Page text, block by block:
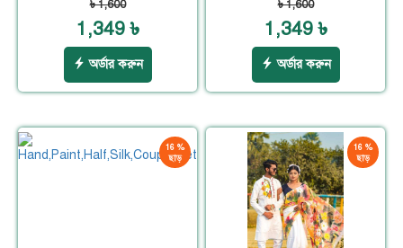
৳ 1,600
1,349 ৳
অর্ডার করুন
৳ 1,600
1,349 ৳
অর্ডার করুন
16 %
ছাড়
16 %
ছাড়